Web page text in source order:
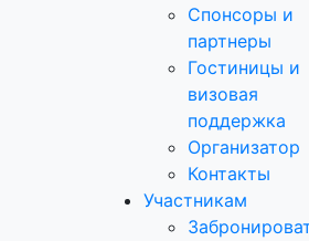
Спонсоры и
партнеры
Гостиницы и
визовая
поддержка
Организатор
Контакты
Участникам